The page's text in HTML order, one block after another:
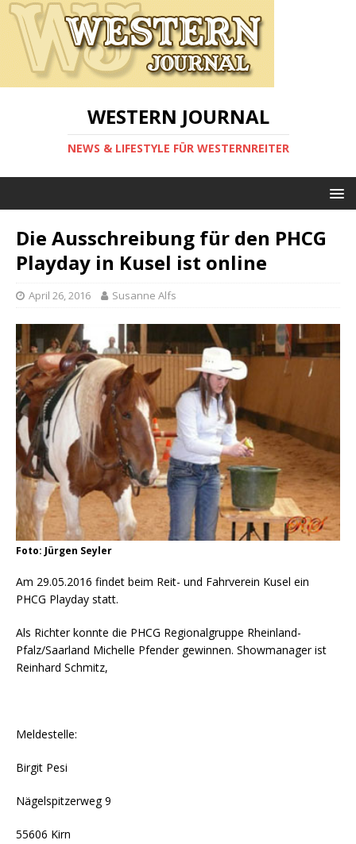
WESTERN JOURNAL
NEWS & LIFESTYLE FÜR WESTERNREITER
Die Ausschreibung für den PHCG
Playday in Kusel ist online
April 26, 2016 Susanne Alfs
Foto: Jürgen Seyler
Am 29.05.2016 findet beim Reit- und Fahrverein Kusel ein
PHCG Playday statt.
Als Richter konnte die PHCG Regionalgruppe Rheinland-
Pfalz/Saarland Michelle Pfender gewinnen. Showmanager ist
Reinhard Schmitz,
Meldestelle:
Birgit Pesi
Nägelspitzerweg 9
55606 Kirn